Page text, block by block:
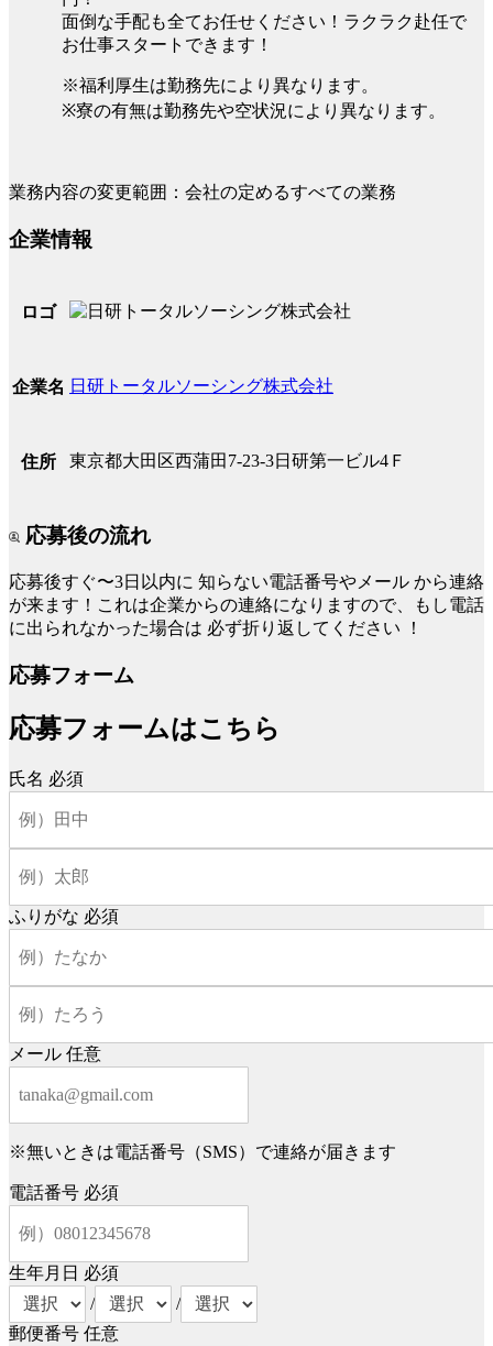
面倒な手配も全てお任せください！ラクラク赴任で
お仕事スタートできます！
※福利厚生は勤務先により異なります。
※寮の有無は勤務先や空状況により異なります。
業務内容の変更範囲：会社の定めるすべての業務
企業情報
ロゴ
企業名 日研トータルソーシング株式会社
住所 東京都大田区西蒲田7-23-3日研第一ビル4Ｆ
応募後の流れ
応募後すぐ〜3日以内に 知らない電話番号やメール から連絡
が来ます！これは企業からの連絡になりますので、もし電話
に出られなかった場合は 必ず折り返してください ！
応募フォーム
応募フォームはこちら
氏名 必須
ふりがな 必須
メール 任意
※無いときは電話番号（SMS）で連絡が届きます
電話番号 必須
生年月日 必須
/
/
郵便番号 任意